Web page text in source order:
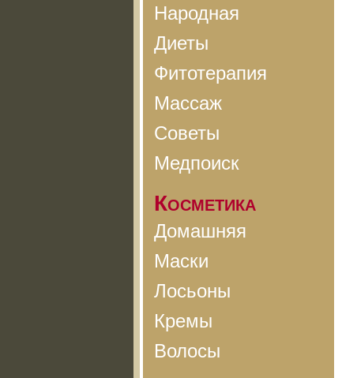
Народная
Диеты
Фитотерапия
Массаж
Советы
Медпоиск
Косметика
Домашняя
Маски
Лосьоны
Кремы
Волосы